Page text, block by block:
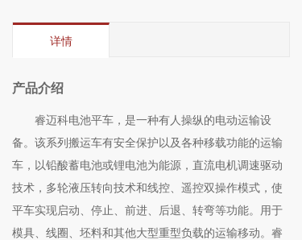
详情
产品介绍
睿迈科电池平车，是一种有人操纵的电动运输设
备。该系列搬运车有安全保护以及各种移载功能的运输
车，以铅酸蓄电池或锂电池为能源，直流电机调速驱动
技术，多轮液压转向技术和线控、遥控双操作模式，使
平车实现启动、停止、前进、后退、转弯等功能。用于
模具、线圈、坯料和其他大型重型负载的运输移动。睿